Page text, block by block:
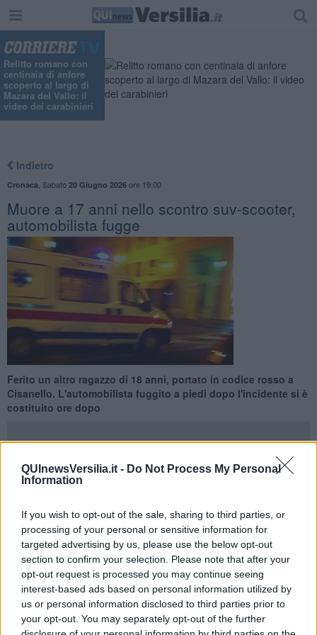
QUInewsVersilia.it - Do Not Process My Personal
Information
If you wish to opt-out of the sale, sharing to third parties, or
processing of your personal or sensitive information for
targeted advertising by us, please use the below opt-out
section to confirm your selection. Please note that after your
opt-out request is processed you may continue seeing
interest-based ads based on personal information utilized by
us or personal information disclosed to third parties prior to
your opt-out. You may separately opt-out of the further
Relitto romano con
centinaia di anfore
scoperto al largo di
Mazara del Vallo: il
video dei carabinieri
Indietro
Cronaca Sabato 20 Giugno 2026ore 19:00
Muore a 17 anni nello scontro suv-scooter,
automobilista fugge
Ferito un altro ragazzo di 18 anni, portato in codice rosso a
Cisanello. L'automobilista fuggito a piedi dopo l'incidente si è
costituito ore dopo
perso la vita e un altro di 18 è rimasto gravemente ferito in un
terribile incidente stradale avvenuto la notte scorsa a Focette, nel
comune di Pietrasanta.
Lo scontro, avvenuto poco prima delle 4 del mattino inviale Roma
ha coinvolto un'auto e uno scooter . I due ragazzi viaggiavano in
sella al mezzo a due ruote. Il più giovane è purtroppo deceduto,
mentre il18enne feritoè stato portato in codice rosso all'ospedale
di Cisanello con l'elicottero Pegaso, intervenuto sul posto insieme
alle ambulanze e all'automedica del 118.